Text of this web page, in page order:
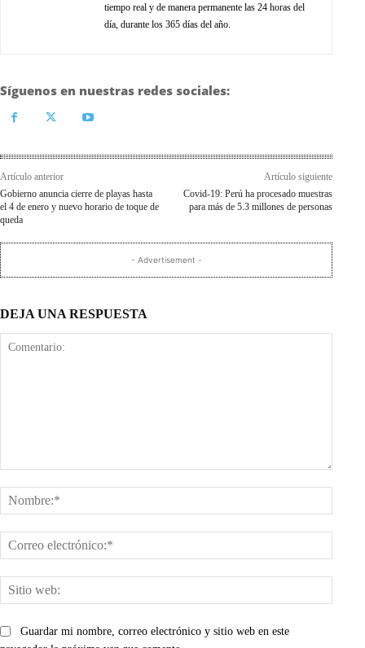
tiempo real y de manera permanente las 24 horas del
día, durante los 365 días del año.
Síguenos en nuestras redes sociales:
Artículo anterior
Gobierno anuncia cierre de playas hasta
el 4 de enero y nuevo horario de toque de
queda
Artículo siguiente
Covid-19: Perú ha procesado muestras
para más de 5.3 millones de personas
- Advertisement -
DEJA UNA RESPUESTA
web:
Guardar mi nombre, correo electrónico y sitio web en este